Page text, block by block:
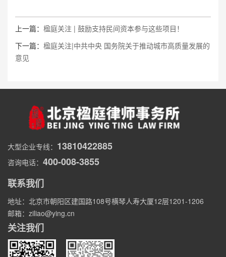
上一篇： 楹庭关注 | 鼓励支持民间资本参与这些项目！
下一篇： 楹庭关注|中共中央 国务院关于推动城市高质量发展的
意见
大型企业专线： 13810422885
咨询电话： 400-008-3855
联系我们
地址：北京市朝阳区建国路108号横琴人寿大厦12层1201-1206
邮箱：ziliao@ying.cn
关注我们